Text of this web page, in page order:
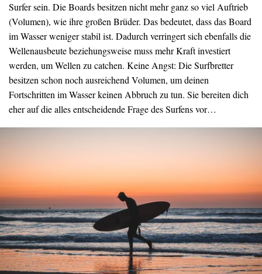
Surfer sein. Die Boards besitzen nicht mehr ganz so viel Auftrieb
(Volumen), wie ihre großen Brüder. Das bedeutet, dass das Board
im Wasser weniger stabil ist. Dadurch verringert sich ebenfalls die
Wellenausbeute beziehungsweise muss mehr Kraft investiert
werden, um Wellen zu catchen. Keine Angst: Die Surfbretter
besitzen schon noch ausreichend Volumen, um deinen
Fortschritten im Wasser keinen Abbruch zu tun. Sie bereiten dich
eher auf die alles entscheidende Frage des Surfens vor…